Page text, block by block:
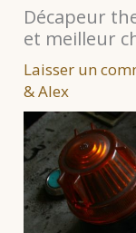
Décapeur
et meilleur
Laisser un
& Alex